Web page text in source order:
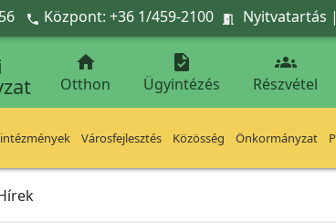
 Központ: +36 1/459-2100  Nyitvatartás |

Otthon

Ügyintézés

Részvétel
Városfejlesztés Közösség Önkormányzat